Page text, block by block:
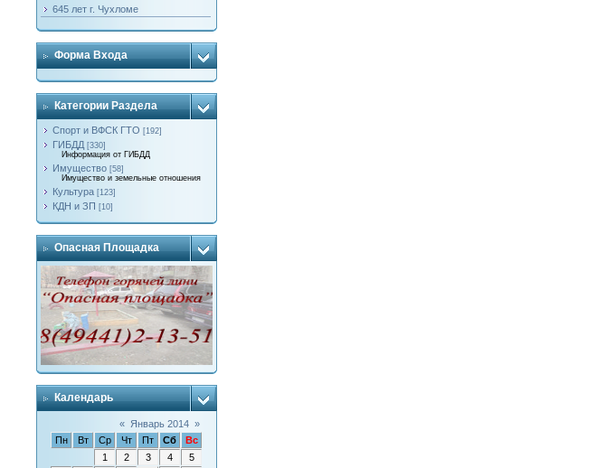
645 лет г. Чухломе
Форма Входа
Категории Раздела
Спорт и ВФСК ГТО [192]
ГИБДД [330]
Информация от ГИБДД
Имущество [58]
Имущество и земельные отношения
Культура [123]
КДН и ЗП [10]
Опасная Площадка
Календарь
« Январь 2014 »
Пн
Вт Ср Чт Пт Сб
Вс
1
2 3 4
5